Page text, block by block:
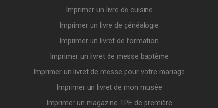
Imprimer un livre de cuisine
Imprimer un livre de généalogie
Imprimer un livret de formation
Imprimer un livret de messe baptême
Imprimer un livret de messe pour votre mariage
Imprimer un livret de mon musée
Imprimer un magazine TPE de première